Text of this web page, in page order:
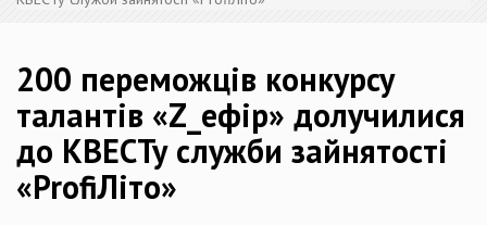
200 переможців конкурсу
талантів «Z_ефір» долучилися
до КВЕСТу служби зайнятості
«ProfiЛіто»